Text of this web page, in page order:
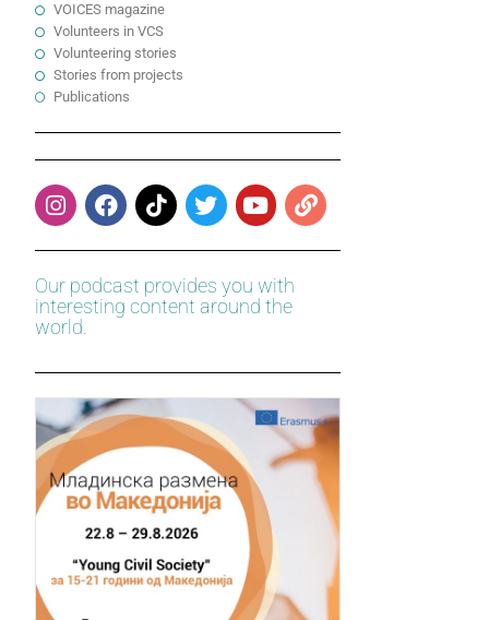
VOICES magazine
Volunteers in VCS
Volunteering stories
Stories from projects
Publications
Our podcast provides you with
interesting content around the
world.